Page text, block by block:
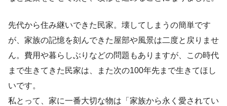
先代から住み継いできた民家。壊してしまうの簡単です
が、家族の記憶を刻んできた屋部や風景は二度と戻りませ
ん。費用や暮らしぶりなどの問題もありますが、この時代
まで生きてきた民家は、また次の100年先まで生きてほし
いです。
私とって、家に一番大切な物は「家族から永く愛されてい